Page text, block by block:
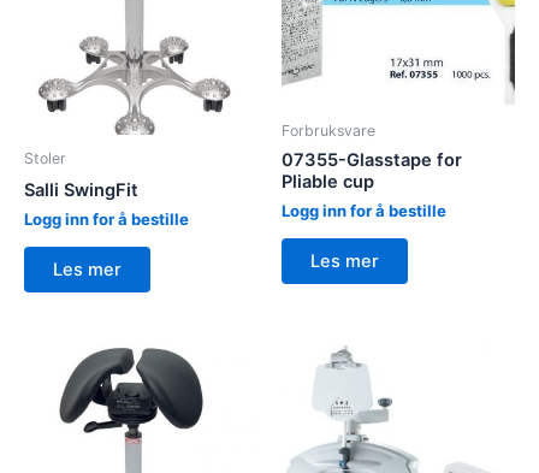
Stoler
Salli SwingFit
Logg inn for å bestille
Les mer
Forbruksvare
07355-Glasstape for
Pliable cup
Logg inn for å bestille
Les mer